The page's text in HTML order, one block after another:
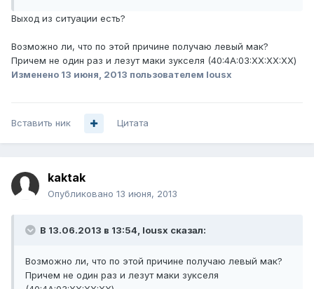
Выход из ситуации есть?
Возможно ли, что по этой причине получаю левый мак?
Причем не один раз и лезут маки зукселя (40:4A:03:XX:XX:XX)
Изменено 13 июня, 2013 пользователем lousx
Вставить ник Цитата
kaktak
Опубликовано 13 июня, 2013
В 13.06.2013 в 13:54, lousx сказал:
Возможно ли, что по этой причине получаю левый мак?
Причем не один раз и лезут маки зукселя